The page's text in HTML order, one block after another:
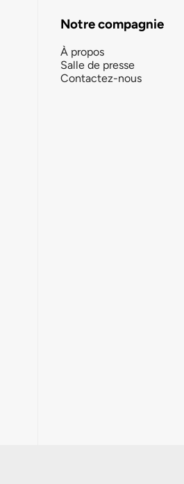
Notre compagnie
À propos
Salle de presse
Contactez-nous